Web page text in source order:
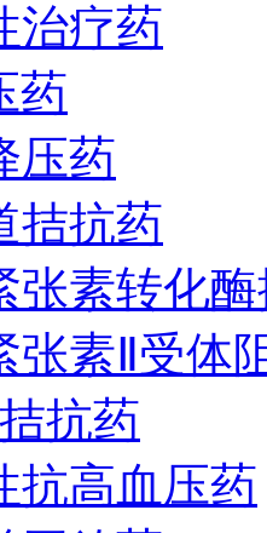
治疗药
药
压药
拮抗药
张素转化
张素Ⅱ受体
抗药
抗高血压药